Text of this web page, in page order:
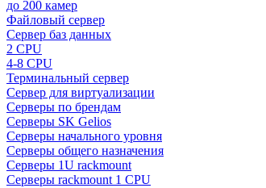
до 200 камер
Файловый сервер
Сервер баз данных
2 CPU
4-8 CPU
Терминальный сервер
Сервер для виртуализации
Серверы по брендам
Серверы SK Gelios
Серверы начального уровня
Серверы общего назначения
Серверы 1U rackmount
Серверы rackmount 1 CPU